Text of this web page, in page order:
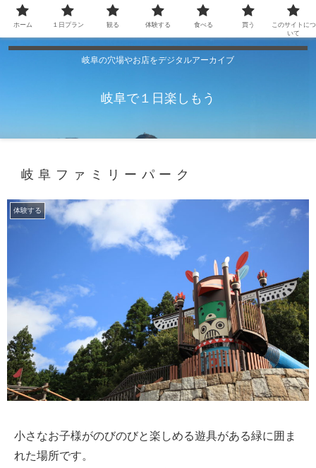
岐阜の穴場やお店をデジタルアーカイブ
岐阜で１日楽しもう
岐阜ファミリーパーク
体験する
小さなお子様がのびのびと楽しめる遊具がある緑に囲ま
れた場所です。
ホーム １日プラン 観る 体験する 食べる 買う
このサイトにつ
いて